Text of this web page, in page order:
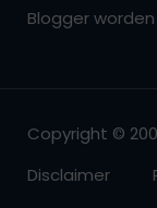
Blogger worden
Copyright ©
Disclaimer